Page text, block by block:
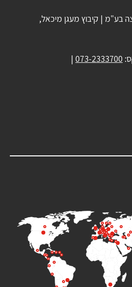
בע"מ | קיבוץ מעגן מיכאל,
073-2333700
|